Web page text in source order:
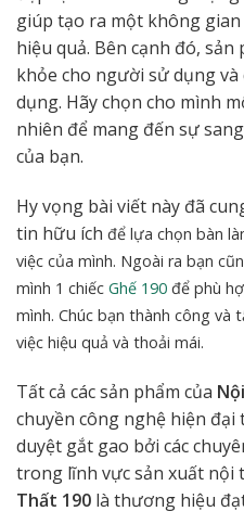
giúp tạo ra một không gian
hiệu quả. Bên cạnh đó,
khỏe cho người sử dụng
dụng. Hãy chọn cho mình
nhiên để mang đến sự
của bạn.
Hy vọng bài viết này đã
tin hữu ích để lựa chọn bàn
việc của mình. Ngoài ra bạn
mình 1 chiếc Ghế 190 để phù
mình. Chúc bạn thành công và
việc hiệu quả và thoải mái.
Tất cả các sản phẩm của
chuyền công nghệ hiện đại
duyệt gắt gao bởi các
trong lĩnh vực sản xuất nội
Thất 190 là thương hiệu